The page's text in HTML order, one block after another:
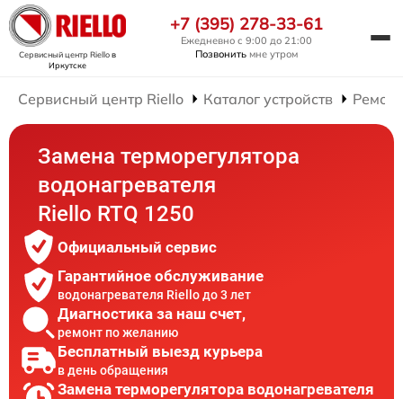
Сервисный центр Rielloв
Иркутске
+7 (395) 278-33-61
Ежедневно с 9:00 до 21:00
Позвонить мне утром
Сервисный центр Riello Каталог устройств
Замена терморегулятора
водонагревателя
Riello RTQ 1250
Официальный сервис
Гарантийное обслуживание
водонагревателя Riello до 3 лет
Диагностика за наш счет,
ремонт по желанию
Бесплатный выезд курьера
в день обращения
Замена терморегулятора водонагревателя